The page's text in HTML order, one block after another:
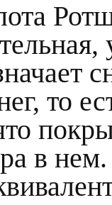
то
в